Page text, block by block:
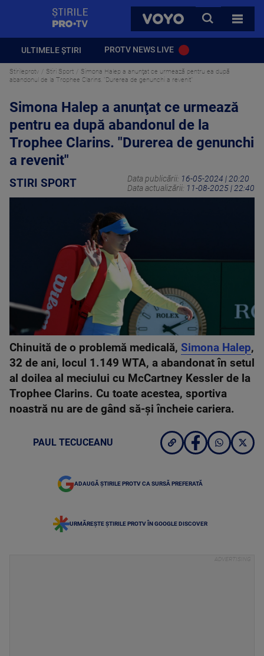
VOYO
CAUTA
TOATE
ULTIMELE ȘTIRI PROTV NEWS LIVE
Stirileprotv Stiri Sport
Simona Halep a anunţat ce urmează pentru ea după
abandonul de la Trophee Clarins. "Durerea de genunchi a revenit"
Simona Halep a anunţat ce urmează
pentru ea după abandonul de la
Trophee Clarins. "Durerea de genunchi
a revenit"
STIRI SPORT Data publicării: 16-05-2024 | 20:20
Data actualizării: 11-08-2025 | 22:40
Chinuită de o problemă medicală, Simona Halep,
32 de ani, locul 1.149 WTA, a abandonat în setul
al doilea al meciului cu McCartney Kessler de la
Trophee Clarins. Cu toate acestea, sportiva
noastră nu are de gând să-și încheie cariera.
PAUL TECUCEANU
ADAUGĂ ȘTIRILE PROTV CA SURSĂ PREFERATĂ
URMĂREȘTE ȘTIRILE PROTV ÎN GOOGLE DISCOVER